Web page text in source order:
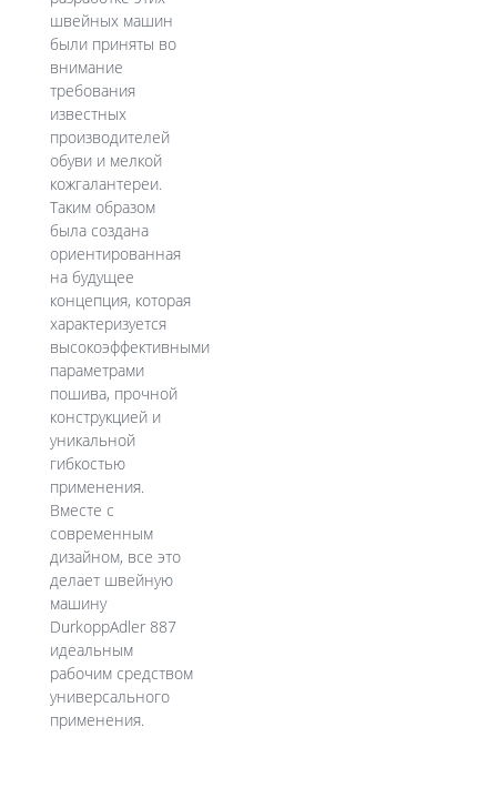
швейных машин
были приняты во
внимание
требования
известных
производителей
обуви и мелкой
кожгалантереи.
Таким образом
была создана
ориентированная
на будущее
концепция, которая
характеризуется
высокоэффективными
параметрами
пошива, прочной
конструкцией и
уникальной
гибкостью
применения.
Вместе с
современным
дизайном, все это
делает швейную
машину
DurkoppAdler 887
идеальным
рабочим средством
универсального
применения.